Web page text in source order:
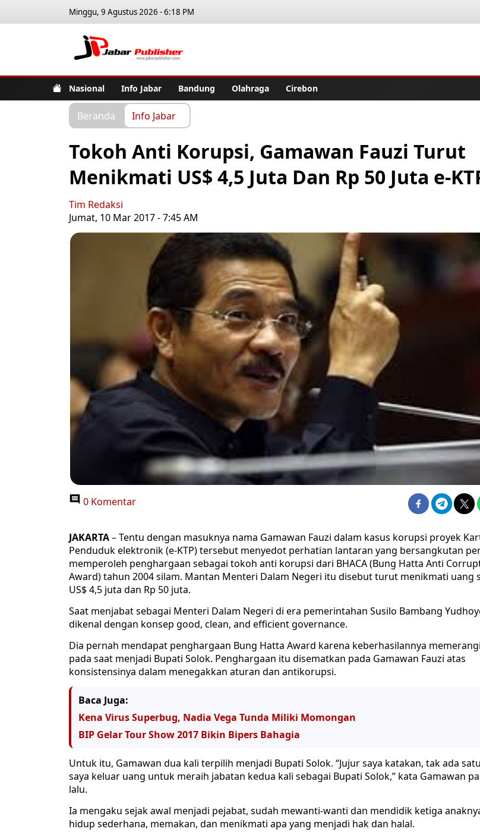
Minggu, 9 Agustus 2026 - 6:18 PM
Nasional Info Jabar Bandung Olahraga Cirebon
Beranda Info Jabar
Tokoh Anti Korupsi, Gamawan Fauzi Turut
Menikmati US$ 4,5 Juta Dan Rp 50 Juta e-
Tim Redaksi
Jumat, 10 Mar 2017 - 7:45 AM
0 Komentar
JAKARTA– Tentu dengan masuknya nama Gamawan Fauzi dalam kasus korupsi proyek
Penduduk elektronik (e-KTP) tersebut menyedot perhatian lantaran yang bersangkutan
memperoleh penghargaan sebagai tokoh anti korupsi dari BHACA (Bung Hatta Anti
Award) tahun 2004 silam. Mantan Menteri Dalam Negeri itu disebut turut menikmati uang
US$ 4,5 juta dan Rp 50 juta.
Saat menjabat sebagai Menteri Dalam Negeri di era pemerintahan Susilo Bambang
dikenal dengan konsep good, clean, and efficient governance.
Dia pernah mendapat penghargaan Bung Hatta Award karena keberhasilannya
pada saat menjadi Bupati Solok. Penghargaan itu disematkan pada Gamawan Fauzi atas
konsistensinya dalam menegakkan aturan dan antikorupsi.
Baca Juga:
Kena Virus Superbug, Nadia Vega Tunda Miliki Momongan
BIP Gelar Tour Show 2017 Bikin Bipers Bahagia
Untuk itu, Gamawan dua kali terpilih menjadi Bupati Solok. “Jujur saya katakan, tak ada
saya keluar uang untuk meraih jabatan kedua kali sebagai Bupati Solok,” kata Gamawan
lalu.
Ia mengaku sejak awal menjadi pejabat, sudah mewanti-wanti dan mendidik ketiga
hidup sederhana, memakan, dan menikmati apa yang menjadi hak dan halal.